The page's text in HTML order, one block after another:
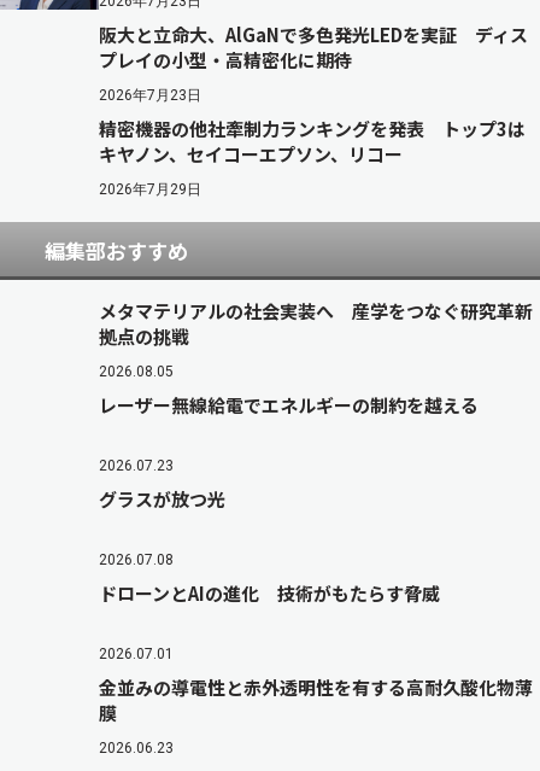
阪大と立命大、AlGaNで多色発光LEDを実証 ディス
プレイの小型・高精密化に期待
2026年7月23日
精密機器の他社牽制力ランキングを発表 トップ3は
キヤノン、セイコーエプソン、リコー
2026年7月29日
編集部おすすめ
メタマテリアルの社会実装へ 産学をつなぐ研究革新
拠点の挑戦
2026.08.05
レーザー無線給電でエネルギーの制約を越える
2026.07.23
グラスが放つ光
2026.07.08
ドローンとAIの進化 技術がもたらす脅威
2026.07.01
金並みの導電性と赤外透明性を有する高耐久酸化物薄
膜
2026.06.23